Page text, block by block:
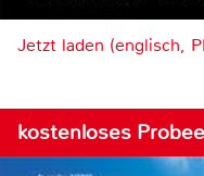
Jetzt laden (englisch,
kostenloses